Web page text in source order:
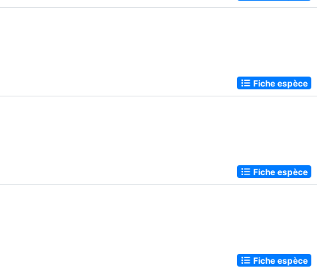
Fiche espèce
Fiche espèce
Fiche espèce